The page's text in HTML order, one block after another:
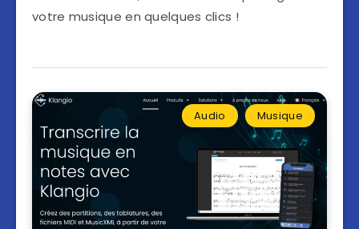
votre musique en quelques clics !
Audio Musique